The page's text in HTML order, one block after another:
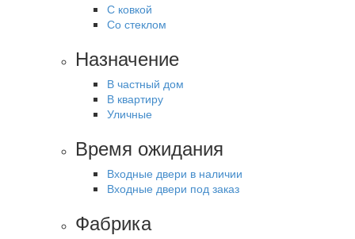
С ковкой
Со стеклом
Назначение
В частный дом
В квартиру
Уличные
Время ожидания
Входные двери в наличии
Входные двери под заказ
Фабрика